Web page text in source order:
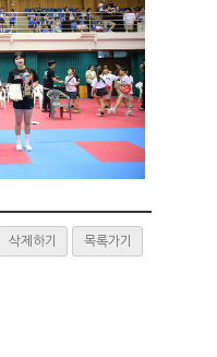
삭제하기 목록가기